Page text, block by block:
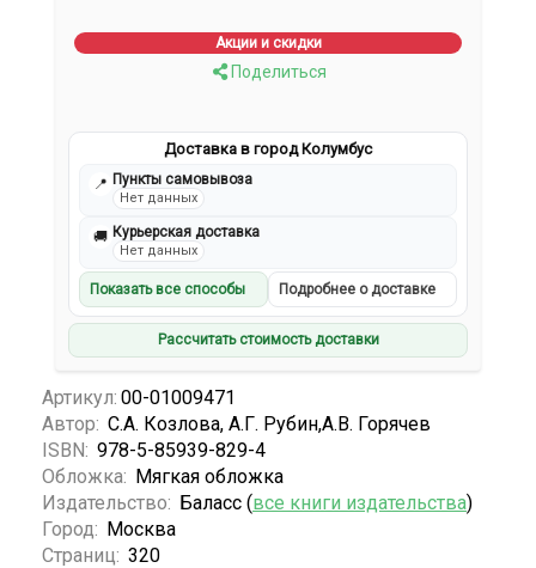
Акции и скидки
Поделиться
Доставка в город Колумбус
📍 Пункты самовывоза
Нет данных
🚚 Курьерская доставка
Нет данных
Показать все способы Подробнее о доставке
Рассчитать стоимость доставки
Артикул: 00-01009471
Автор: С.А. Козлова, А.Г. Рубин,А.В. Горячев
ISBN: 978-5-85939-829-4
Обложка: Мягкая обложка
Издательство: Баласс (все книги издательства)
Город: Москва
Страниц: 320